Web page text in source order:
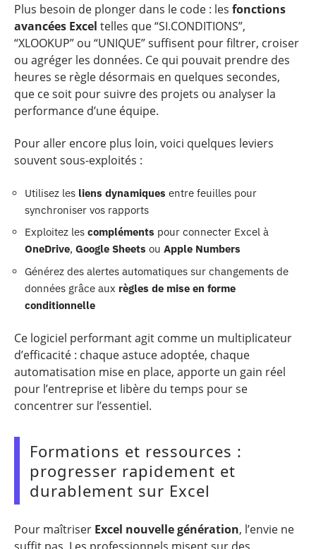
Plus besoin de plonger dans le code : les fonctions
avancées Excel telles que “SI.CONDITIONS”,
“XLOOKUP” ou “UNIQUE” suffisent pour filtrer, croiser
ou agréger les données. Ce qui pouvait prendre des
heures se règle désormais en quelques secondes,
que ce soit pour suivre des projets ou analyser la
performance d’une équipe.
Pour aller encore plus loin, voici quelques leviers
souvent sous-exploités :
Utilisez les liens dynamiques entre feuilles pour
synchroniser vos rapports
Exploitez les compléments pour connecter Excel à
OneDrive, Google Sheets ou Apple Numbers
Générez des alertes automatiques sur changements de
données grâce aux règles de mise en forme
conditionnelle
Ce logiciel performant agit comme un multiplicateur
d’efficacité : chaque astuce adoptée, chaque
automatisation mise en place, apporte un gain réel
pour l’entreprise et libère du temps pour se
concentrer sur l’essentiel.
Formations et ressources :
progresser rapidement et
durablement sur Excel
Pour maîtriser Excel nouvelle génération, l’envie ne
suffit pas. Les professionnels misent sur des